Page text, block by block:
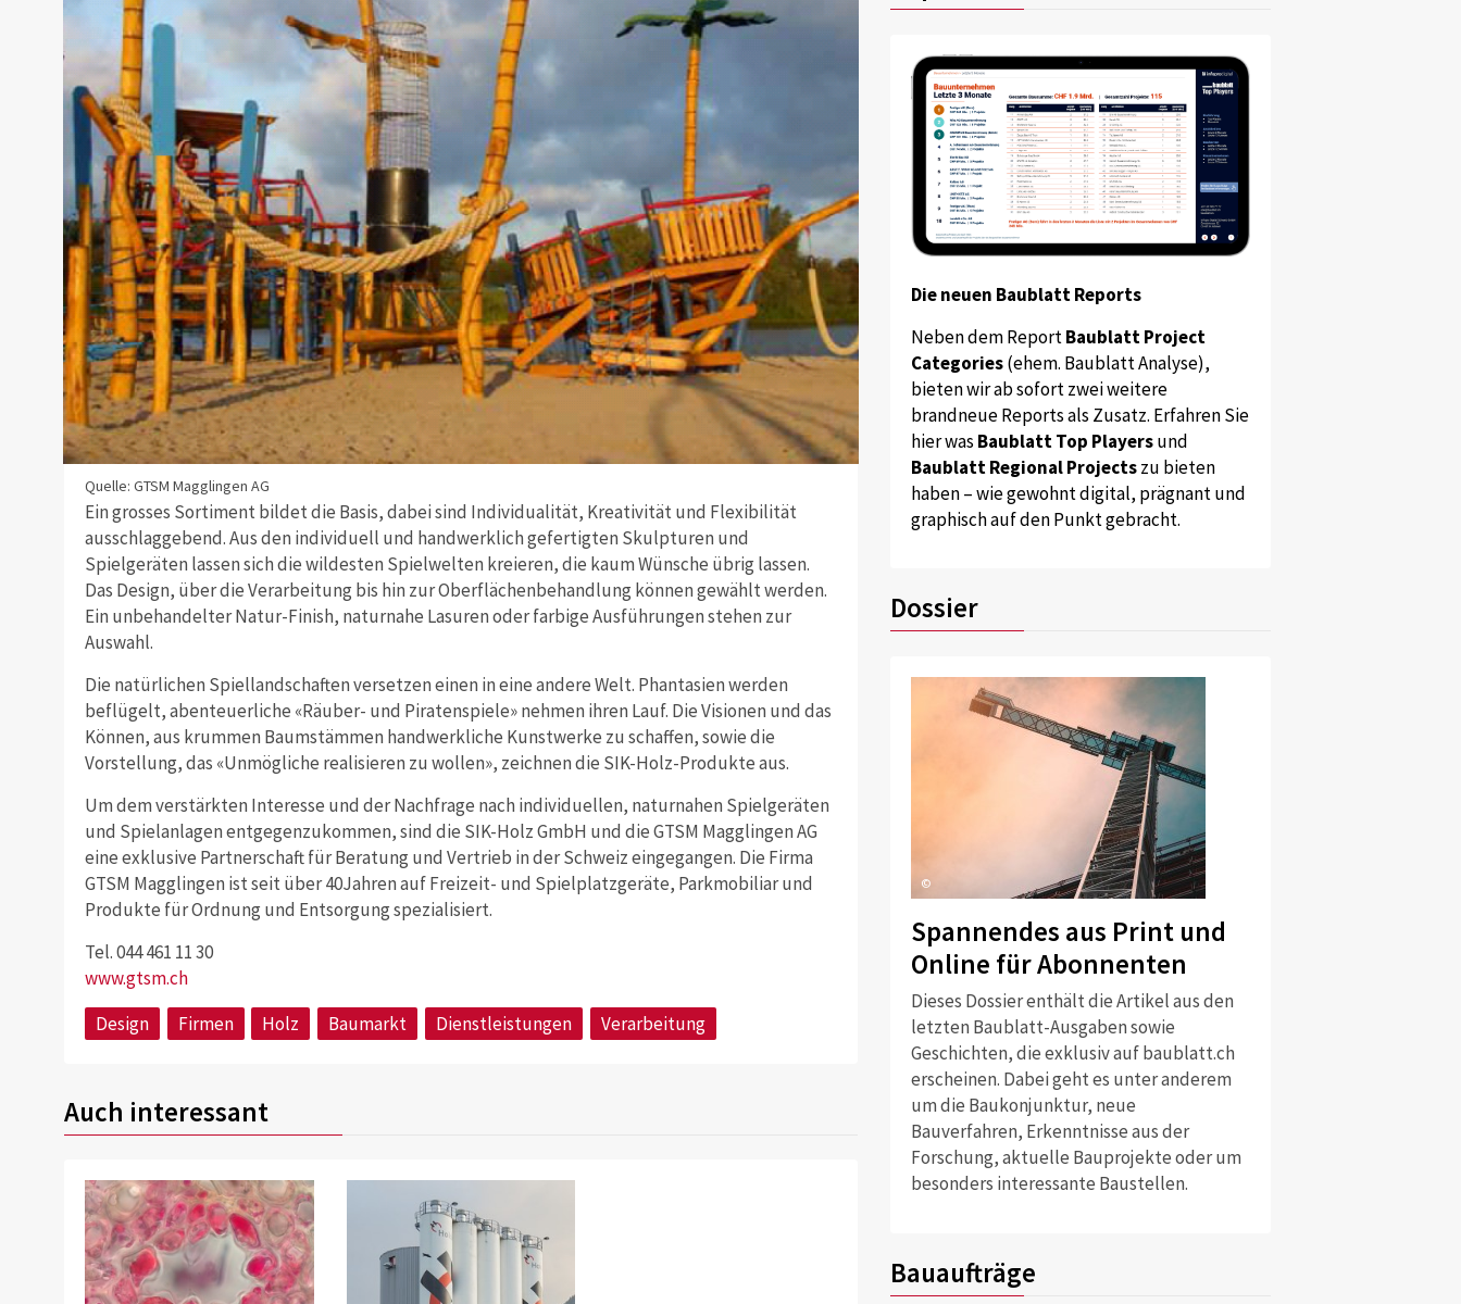
Quelle: GTSM Magglingen AG
Ein grosses Sortiment bildet die Basis, dabei sind Individualität, Kreativität und Flexibilität
ausschlaggebend. Aus den individuell und handwerklich gefertigten Skulpturen und
Spielgeräten lassen sich die wildesten Spielwelten kreieren, die kaum Wünsche übrig lassen.
Das Design, über die Verarbeitung bis hin zur Oberflächenbehandlung können gewählt werden.
Ein unbehandelter Natur-Finish, naturnahe Lasuren oder farbige Ausführungen stehen zur
Auswahl.
Die natürlichen Spiellandschaften versetzen einen in eine andere Welt. Phantasien werden
beflügelt, abenteuerliche «Räuber- und Piratenspiele» nehmen ihren Lauf. Die Visionen und das
Können, aus krummen Baumstämmen handwerkliche Kunstwerke zu schaffen, sowie die
Vorstellung, das «Unmögliche realisieren zu wollen», zeichnen die SIK-Holz-Produkte aus.
Um dem verstärkten Interesse und der Nachfrage nach individuellen, naturnahen Spielgeräten
und Spielanlagen entgegenzukommen, sind die SIK-Holz GmbH und die GTSM Magglingen AG
eine exklusive Partnerschaft für Beratung und Vertrieb in der Schweiz eingegangen. Die Firma
GTSM Magglingen ist seit über 40Jahren auf Freizeit- und Spielplatzgeräte, Parkmobiliar und
Produkte für Ordnung und Entsorgung spezialisiert.
Tel. 044 461 11 30
www.gtsm.ch
Design
Firmen Holz Baumarkt Dienstleistungen Verarbeitung
Auch interessant
Die neuen Baublatt Reports
Neben dem ReportBaublatt Project
Categories(ehem. Baublatt Analyse),
bieten wir ab sofort zwei weitere
brandneue Reports als Zusatz. Erfahren Sie
hier was Baublatt Top Playersund
Baublatt Regional Projectszu bieten
haben – wie gewohnt digital, prägnant und
graphisch auf den Punkt gebracht.
Dossier
©
Spannendes aus Print und
Online für Abonnenten
Dieses Dossier enthält die Artikel aus den
letzten Baublatt-Ausgaben sowie
Geschichten, die exklusiv auf baublatt.ch
erscheinen. Dabei geht es unter anderem
um die Baukonjunktur, neue
Bauverfahren, Erkenntnisse aus der
Forschung, aktuelle Bauprojekte oder um
besonders interessante Baustellen.
Bauaufträge